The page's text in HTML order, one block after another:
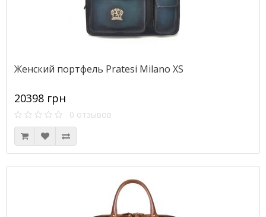
Женский портфель Pratesi Milano XS
20398 грн
0 отзывов